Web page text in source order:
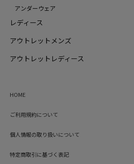
アンダーウェア
レディース
アウトレットメンズ
アウトレットレディース
HOME
ご利用規約について
個人情報の取り扱いについて
特定商取引に基づく表記